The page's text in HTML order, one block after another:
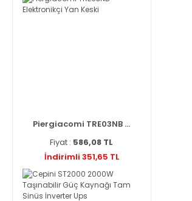
Piergiacomi TRE03NB ...
Fiyat : 586,08 TL
İndirimli 351,65 TL